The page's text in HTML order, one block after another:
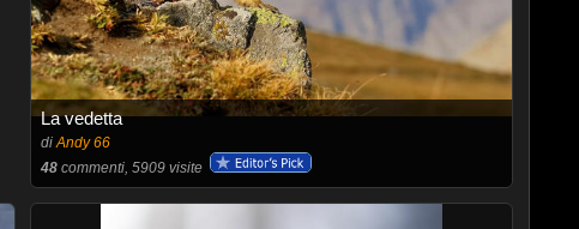
La vedetta
diAndy 66
48commenti, 5909 visite